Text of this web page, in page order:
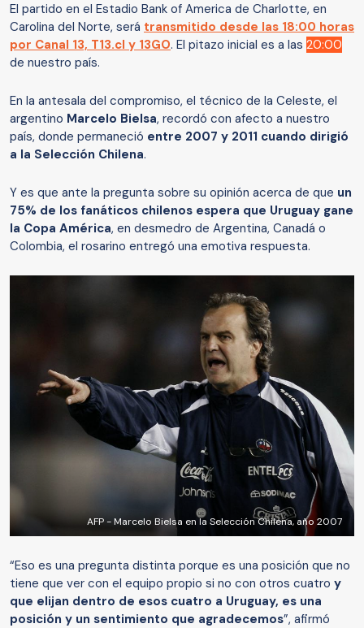
El partido en el Estadio Bank of America de Charlotte, en
Carolina del Norte, será transmitido desde las 18:00 horas
por Canal 13, T13.cl y 13GO. El pitazo inicial es a las 20:00
de nuestro país.
En la antesala del compromiso, el técnico de la Celeste, el
argentino Marcelo Bielsa, recordó con afecto a nuestro
país, donde permaneció entre 2007 y 2011 cuando dirigió
a la Selección Chilena.
Y es que ante la pregunta sobre su opinión acerca de que un
75% de los fanáticos chilenos espera que Uruguay gane
la Copa América, en desmedro de Argentina, Canadá o
Colombia, el rosarino entregó una emotiva respuesta.
AFP - Marcelo Bielsa en la Selección Chilena, año 2007
“Eso es una pregunta distinta porque es una posición que no
tiene que ver con el equipo propio si no con otros cuatro y
que elijan dentro de esos cuatro a Uruguay, es una
posición y un sentimiento que agradecemos”, afirmó